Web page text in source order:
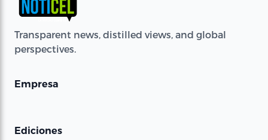
Transparent news, distilled views, and global
perspectives.
Empresa
Ediciones